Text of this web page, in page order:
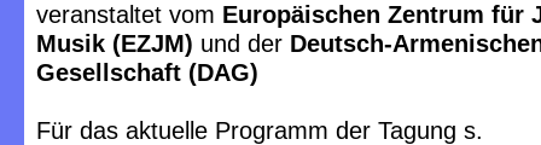
veranstaltet vom Europäischen Zentrum für
Musik (EZJM) und der Deutsch-
Gesellschaft (DAG)
Für das aktuelle Programm der Tagung s.